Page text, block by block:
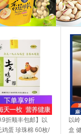
9折顺丰包邮】以
鸡蛋 珍珠棉 60枚/
以
盒